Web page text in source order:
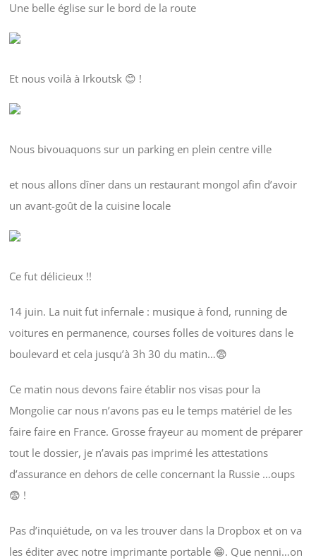
Une belle église sur le bord de la route
Et nous voilà à Irkoutsk 😊 !
Nous bivouaquons sur un parking en plein centre ville
et nous allons dîner dans un restaurant mongol afin d’avoir
un avant-goût de la cuisine locale
Ce fut délicieux !!
14 juin. La nuit fut infernale : musique à fond, running de
voitures en permanence, courses folles de voitures dans le
boulevard et cela jusqu’à 3h 30 du matin…😨
Ce matin nous devons faire établir nos visas pour la
Mongolie car nous n’avons pas eu le temps matériel de les
faire faire en France. Grosse frayeur au moment de préparer
tout le dossier, je n’avais pas imprimé les attestations
d’assurance en dehors de celle concernant la Russie …oups
😨 !
Pas d’inquiétude, on va les trouver dans la Dropbox et on va
les éditer avec notre imprimante portable 😁. Que nenni…on